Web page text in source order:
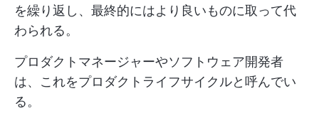
を繰り返し、最終的にはより良いものに取って代
わられる。
プロダクトマネージャーやソフトウェア開発者
は、これをプロダクトライフサイクルと呼んでい
る。